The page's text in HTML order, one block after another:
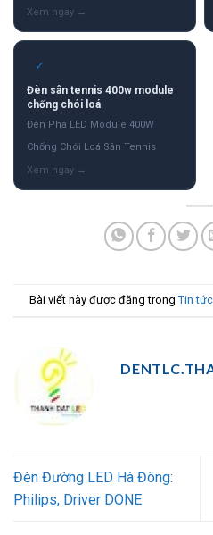
✓
Đèn sân tennis 400w module
chống chói loá
Đèn Pha LED Module 400W
Chống Chói Loá Sân Tennis
Bài viết này được đăng trong Tin tức
Đèn Đường LED Hà Đông:
Philips, Driver DONE